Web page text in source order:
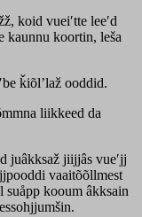
koid vueiʹtte leeʹd
kaunnu koortin, leša
ǩiõlʼlaž ooddid.
liikkeed da
juâkksaž jiijjâs vueʹjj
vaaitõõllmest
suåpp kooum âkksain